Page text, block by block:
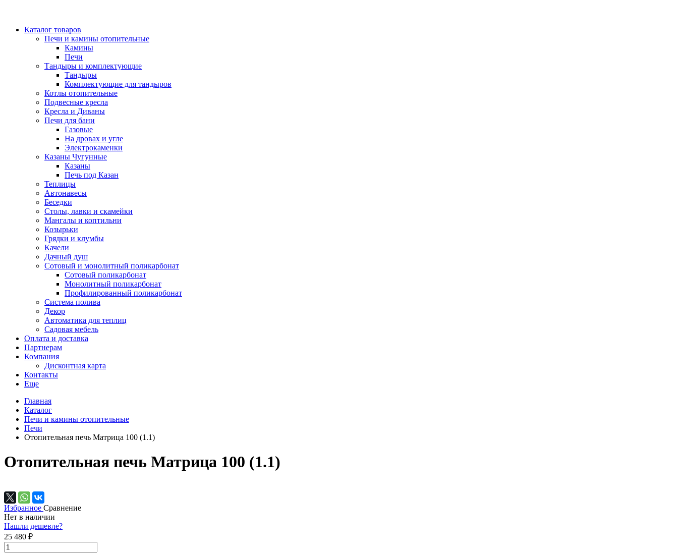
Каталог товаров
Печи и камины отопительные
Камины
Печи
Тандыры и комплектующие
Тандыры
Комплектующие для тандыров
Котлы отопительные
Подвесные кресла
Кресла и Диваны
Печи для бани
Газовые
На дровах и угле
Электрокаменки
Казаны Чугунные
Казаны
Печь под Казан
Теплицы
Автонавесы
Беседки
Столы, лавки и скамейки
Мангалы и коптильни
Козырьки
Грядки и клумбы
Качели
Дачный душ
Сотовый и монолитный поликарбонат
Сотовый поликарбонат
Монолитный поликарбонат
Профилированный поликарбонат
Система полива
Декор
Автоматика для теплиц
Садовая мебель
Оплата и доставка
Партнерам
Компания
Дисконтная карта
Контакты
Еще
Главная
Каталог
Печи и камины отопительные
Печи
Отопительная печь Матрица 100 (1.1)
Отопительная печь Матрица 100 (1.1)
Избранное Сравнение
Нет в наличии
Нашли дешевле?
25 480 ₽